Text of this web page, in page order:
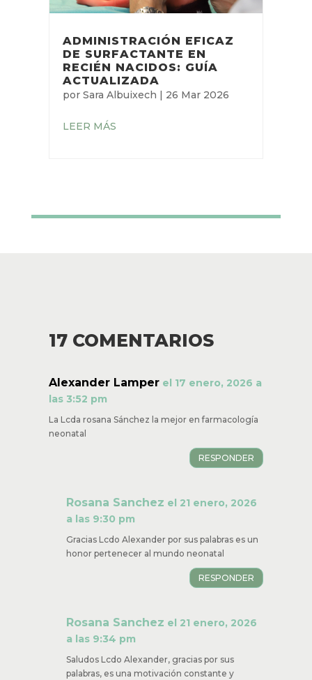
ADMINISTRACIÓN EFICAZ
DE SURFACTANTE EN
RECIÉN NACIDOS: GUÍA
ACTUALIZADA
por Sara Albuixech | 26 Mar 2026
LEER MÁS
17 COMENTARIOS
Alexander Lamper el 17 enero, 2026 a
las 3:52 pm
La Lcda rosana Sánchez la mejor en farmacología
neonatal
RESPONDER
Rosana Sanchez el 21 enero, 2026
a las 9:30 pm
Gracias Lcdo Alexander por sus palabras es un
honor pertenecer al mundo neonatal
RESPONDER
Rosana Sanchez el 21 enero, 2026
a las 9:34 pm
Saludos Lcdo Alexander, gracias por sus
palabras, es una motivación constante y